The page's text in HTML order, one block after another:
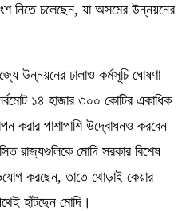
নিতে চলেছেন, যা অসমের উন্নয়নের
উন্নয়নের ঢালাও কর্মসূচি ঘোষণা
১৪ হাজার ৩০০ কোটির একাধিক
করার পাশাপাশি উদ্বোধনও করবেন
রাজ্যগুলিকে মোদি সরকার বিশেষ
করছেন, তাতে থোড়াই কেয়ার
হাঁটছেন মোদি।